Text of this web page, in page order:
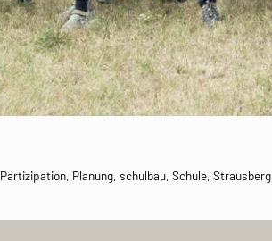
Partizipation, Planung,schulbau,Schule,Strausberg